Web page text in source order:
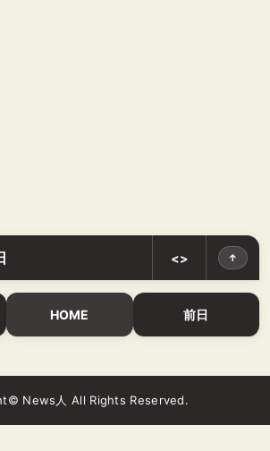
<> ↑
HOME 前日
News人 All Rights Reserved.